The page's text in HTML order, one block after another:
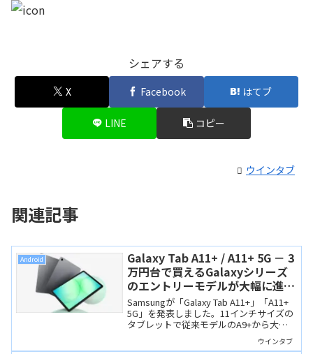
シェアする
X Facebook はてブ
LINE コピー
ウインタブ
関連記事
Android
Galaxy Tab A11+ / A11+ 5G － 3
万円台で買えるGalaxyシリーズ
のエントリーモデルが大幅に進
化！
Samsungが「Galaxy Tab A11+」「A11+
5G」を発表しました。11インチサイズの
タブレットで従来モデルのA9+から大幅
にスペックアップしました。価格もウインタブ